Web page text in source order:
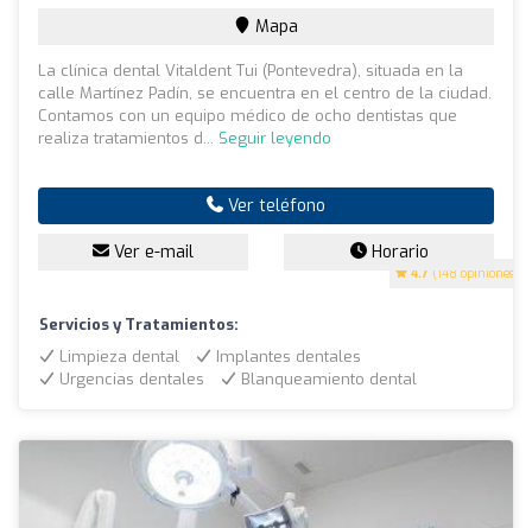
4.7 (148 opiniones)
Mapa
La clínica dental Vitaldent Tui (Pontevedra), situada en la
calle Martínez Padín, se encuentra en el centro de la ciudad.
Contamos con un equipo médico de ocho dentistas que
realiza tratamientos d... Seguir leyendo
Ver teléfono
Ver e-mail Horario
Servicios y Tratamientos:
Limpieza dental
Implantes dentales
Urgencias dentales
Blanqueamiento dental